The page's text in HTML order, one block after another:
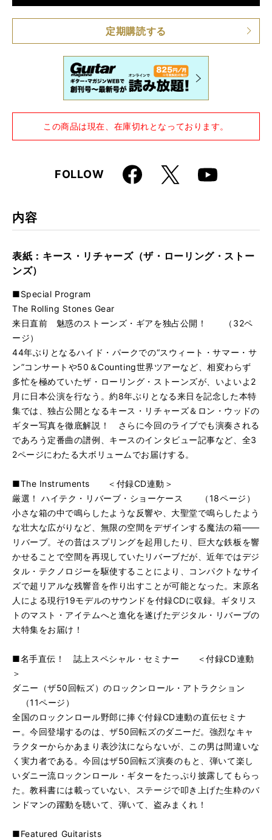
仕様 A4変形判 / 244ページ / CD付き
定期購読する
この商品は現在、在庫切れとなっております。
FOLLOWFaceboo
k
X Youtube
内容
表紙：キース・リチャーズ（ザ・ローリング・ストー
ンズ）
■Special Program
The Rolling Stones Gear
来日直前 魅惑のストーンズ・ギアを独占公開！ （32ペ
ージ）
44年ぶりとなるハイド・パークでの“スウィート・サマー・サ
ン”コンサートや50＆Counting世界ツアーなど、相変わらず
多忙を極めていたザ・ローリング・ストーンズが、いよいよ2
月に日本公演を行なう。約8年ぶりとなる来日を記念した本特
集では、独占公開となるキース・リチャーズ＆ロン・ウッドの
ギター写真を徹底解説！ さらに今回のライブでも演奏される
であろう定番曲の譜例、キースのインタビュー記事など、全3
2ページにわたる大ボリュームでお届けする。
■The Instruments ＜付録CD連動＞
厳選！ ハイテク・リバーブ・ショーケース （18ページ）
小さな箱の中で鳴らしたような反響や、大聖堂で鳴らしたよう
な壮大な広がりなど、無限の空間をデザインする魔法の箱――
リバーブ。その昔はスプリングを起用したり、巨大な鉄板を響
かせることで空間を再現していたリバーブだが、近年ではデジ
タル・テクノロジーを駆使することにより、コンパクトなサイ
ズで超リアルな残響音を作り出すことが可能となった。末原名
人による現行19モデルのサウンドを付録CDに収録。ギタリス
トのマスト・アイテムへと進化を遂げたデジタル・リバーブの
大特集をお届け！
■名手直伝！ 誌上スペシャル・セミナー ＜付録CD連動
＞
ダニー（ザ50回転ズ）のロックンロール・アトラクション
（11ページ）
全国のロックンロール野郎に捧ぐ付録CD連動の直伝セミナ
ー。今回登場するのは、ザ50回転ズのダニーだ。強烈なキャ
ラクターからかあまり表沙汰にならないが、この男は間違いな
く実力者である。今回はザ50回転ズ演奏のもと、弾いて楽し
いダニー流ロックンロール・ギターをたっぷり披露してもらっ
た。教科書には載っていない、ステージで叩き上げた生粋のバ
ンドマンの躍動を聴いて、弾いて、盗みまくれ！
■Featured Guitarists